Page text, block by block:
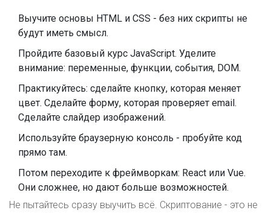
Выучите основы HTML и CSS - без них скрипты не
будут иметь смысл.
Пройдите базовый курс JavaScript. Уделите
внимание: переменные, функции, события, DOM.
Практикуйтесь: сделайте кнопку, которая меняет
цвет. Сделайте форму, которая проверяет email.
Сделайте слайдер изображений.
Используйте браузерную консоль - пробуйте код
прямо там.
Потом переходите к фреймворкам: React или Vue.
Они сложнее, но дают больше возможностей.
Не пытайтесь сразу выучить всё. Скриптование - это не